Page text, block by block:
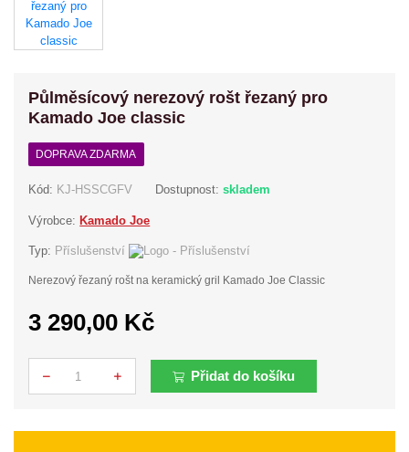
Půlměsícový nerezový rošt řezaný pro
Kamado Joe classic
DOPRAVA ZDARMA
Kód: KJ-HSSCGFV Dostupnost: skladem
Výrobce:Kamado Joe
Typ: Příslušenství
Nerezový řezaný rošt na keramický gril Kamado Joe Classic
3 290,00 Kč
Počet Přidat do košíku